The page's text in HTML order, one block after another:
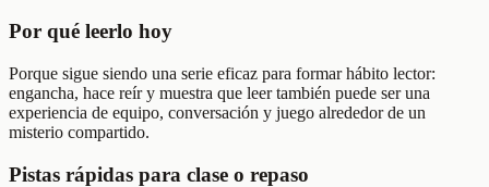
Por qué leerlo hoy
Porque sigue siendo una serie eficaz para formar hábito lector:
engancha, hace reír y muestra que leer también puede ser una
experiencia de equipo, conversación y juego alrededor de un
misterio compartido.
Pistas rápidas para clase o repaso